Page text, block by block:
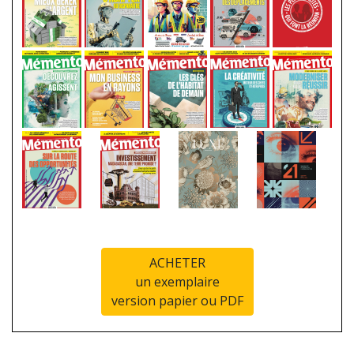
ACHETER
un exemplaire
version papier ou PDF